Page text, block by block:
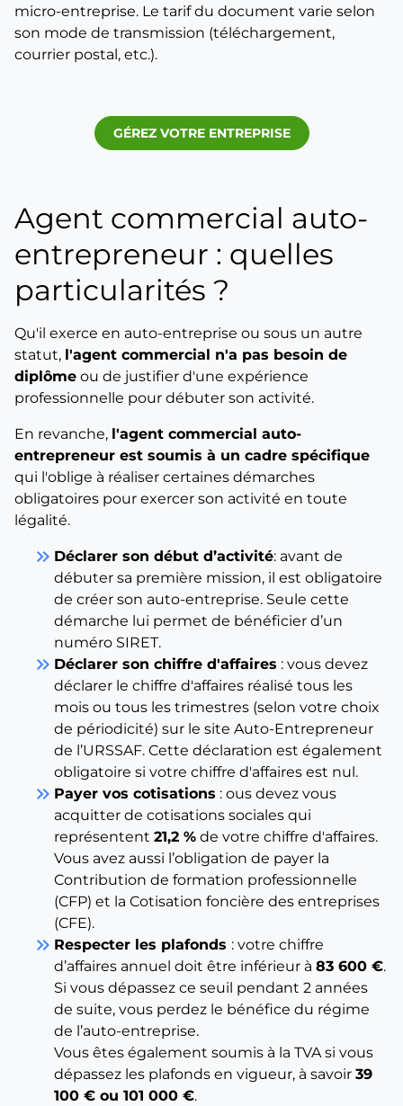
micro-entreprise. Le tarif du document varie selon
son mode de transmission (téléchargement,
courrier postal, etc.).
GÉREZ VOTRE ENTREPRISE
Agent commercial auto-
entrepreneur : quelles
particularités ?
Qu'il exerce en auto-entreprise ou sous un autre
statut, l'agent commercial n'a pas besoin de
diplôme ou de justifier d'une expérience
professionnelle pour débuter son activité.
En revanche, l'agent commercial auto-
entrepreneur est soumis à un cadre spécifique
qui l'oblige à réaliser certaines démarches
obligatoires pour exercer son activité en toute
légalité.
keyboard_double_arrow_right Déclarer son début d’activité: avant de
débuter sa première mission, il est obligatoire
de créer son auto-entreprise. Seule cette
démarche lui permet de bénéficier d’un
numéro SIRET.
keyboard_double_arrow_right Déclarer son chiffre d'affaires : vous devez
déclarer le chiffre d'affaires réalisé tous les
mois ou tous les trimestres (selon votre choix
de périodicité) sur le site Auto-Entrepreneur
de l’URSSAF. Cette déclaration est également
obligatoire si votre chiffre d'affaires est nul.
keyboard_double_arrow_right Payer vos cotisations : ous devez vous
acquitter de cotisations sociales qui
représentent 21,2 % de votre chiffre d'affaires.
Vous avez aussi l’obligation de payer la
Contribution de formation professionnelle
(CFP) et la Cotisation foncière des entreprises
(CFE).
keyboard_double_arrow_right Respecter les plafonds : votre chiffre
d’affaires annuel doit être inférieur à 83 600 €.
Si vous dépassez ce seuil pendant 2 années
de suite, vous perdez le bénéfice du régime
de l’auto-entreprise.
Vous êtes également soumis à la TVA si vous
dépassez les plafonds en vigueur, à savoir 39
100 € ou 101 000 €.